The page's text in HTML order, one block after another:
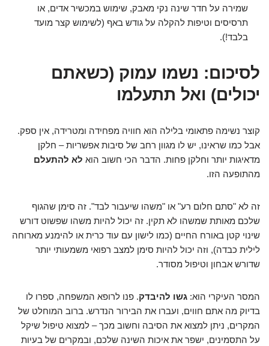
שמירה על חדר שינה נקי מאבק, שימוש במכשיר אדים, או
תרסיסים וטיפות להקלה על גודש באף (לשימוש קצר מועד
בלבד!).
לסיכום: נשמו עמוק (כשאתם
יכולים) ואל תתעלמו
קוצר נשימה פתאומי בלילה הוא חוויה מפחידה ומטרידה, אין ספק.
אבל כמו שראינו, יש לו מגוון רחב של סיבות אפשריות – חלקן
מדאיגות יותר וחלקן פחות. הדבר הכי חשוב הוא לא להתעלם
מהתופעה הזו.
זה לא "סתם חלום רע" או "משהו שיעבור לבד". זה סימן שהגוף
שלכם מאותת שמשהו לא תקין. זה יכול להיות משהו שפשוט דורש
שינוי קטן באורח החיים (כמו לישון עם עוד כרית או להימנע מארוחה
לילית כבדה), וזה יכול להיות סימן למצב רפואי משמעותי יותר
שדורש אבחון וטיפול מסודר.
המסר העיקרי הוא: גשו להיבדק. פנו לרופא המשפחה, ספרו לו
בדיוק מה אתם חווים, ועברו את הבירור הנדרש. ברוב המוחלט של
המקרים, ניתן למצוא את הסיבה וחשוב מכך – למצוא טיפול שיקל
על התסמינים, ישפר את איכות השינה שלכם, ובמקרים של בעיות